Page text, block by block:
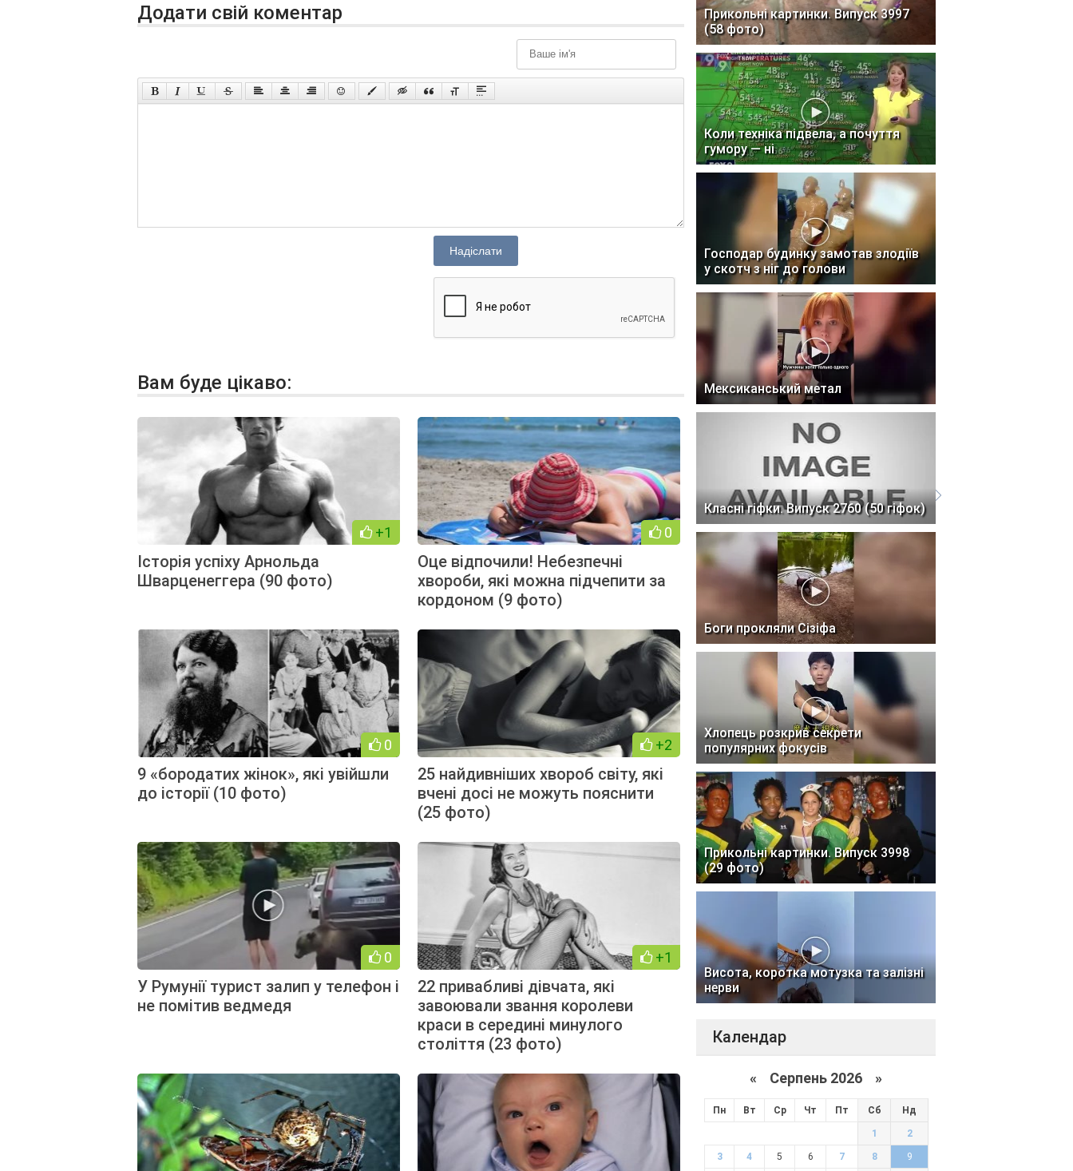
Додати свій коментар
Надіслати
Вам буде цікаво:
+1
Історія успіху Арнольда
Шварценеггера (90 фото)
0
Оце відпочили! Небезпечні
хвороби, які можна підчепити за
кордоном (9 фото)
0
9 «бородатих жінок», які увійшли
до історії (10 фото)
+2
25 найдивніших хвороб світу, які
вчені досі не можуть пояснити
(25 фото)
0
У Румунії турист залип у телефон і
не помітив ведмедя
+1
22 привабливі дівчата, які
завоювали звання королеви
краси в середині минулого
століття (23 фото)
Прикольні картинки. Випуск 3997
(58 фото)
Коли техніка підвела, а почуття
гумору — ні
Господар будинку замотав злодіїв
у скотч з ніг до голови
Мексиканський метал
Класні гіфки. Випуск 2760 (50 гіфок)
Боги прокляли Сізіфа
Хлопець розкрив секрети
популярних фокусів
Прикольні картинки. Випуск 3998
(29 фото)
Висота, коротка мотузка та залізні
нерви
Календар
« Серпень 2026 »
Пн Вт Ср Чт Пт Сб Нд
1 2
3 4 5 6 7 8 9